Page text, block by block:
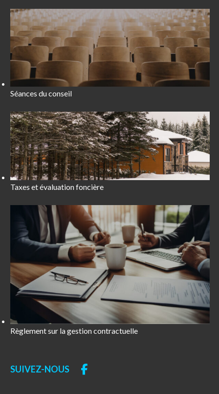
Séances du conseil
Taxes et évaluation foncière
Règlement sur la gestion contractuelle
SUIVEZ-NOUS